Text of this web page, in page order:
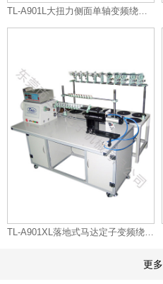
TL-A901L大扭力侧面单轴变频绕线机
TL-A901XL落地式马达定子变频绕线机
更多